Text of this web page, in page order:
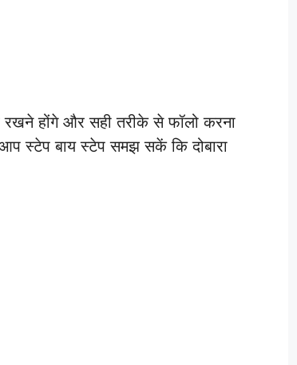
होंगे और सही तरीके से फॉलो करना
स्टेप बाय स्टेप समझ सकें कि दोबारा